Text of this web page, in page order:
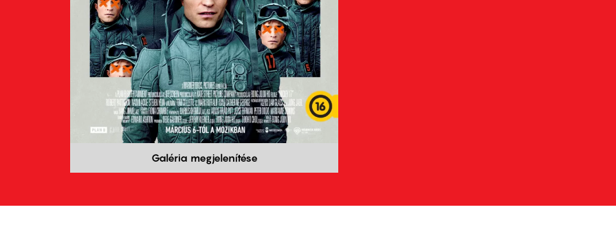
Galéria megjelenítése